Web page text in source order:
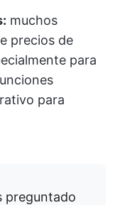
muchos
precios de
para
para
preguntado